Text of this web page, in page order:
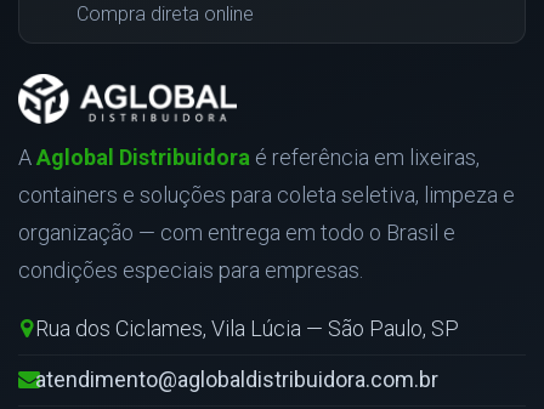
Compra direta online
AAglobal Distribuidora é referência em lixeiras,
containers e soluções para coleta seletiva, limpeza e
organização — com entrega em todo o Brasil e
condições especiais para empresas.
Rua dos Ciclames, Vila Lúcia — São Paulo, SP
atendimento@aglobaldistribuidora.com.br